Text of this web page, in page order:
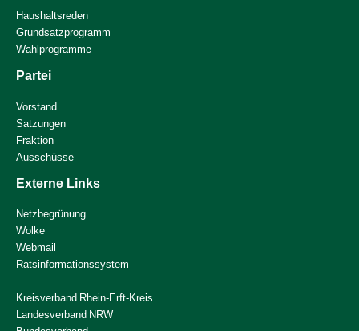
Haushaltsreden
Grundsatzprogramm
Wahlprogramme
Partei
Vorstand
Satzungen
Fraktion
Ausschüsse
Externe Links
Netzbegrünung
Wolke
Webmail
Ratsinformationssystem
Kreisverband Rhein-Erft-Kreis
Landesverband NRW